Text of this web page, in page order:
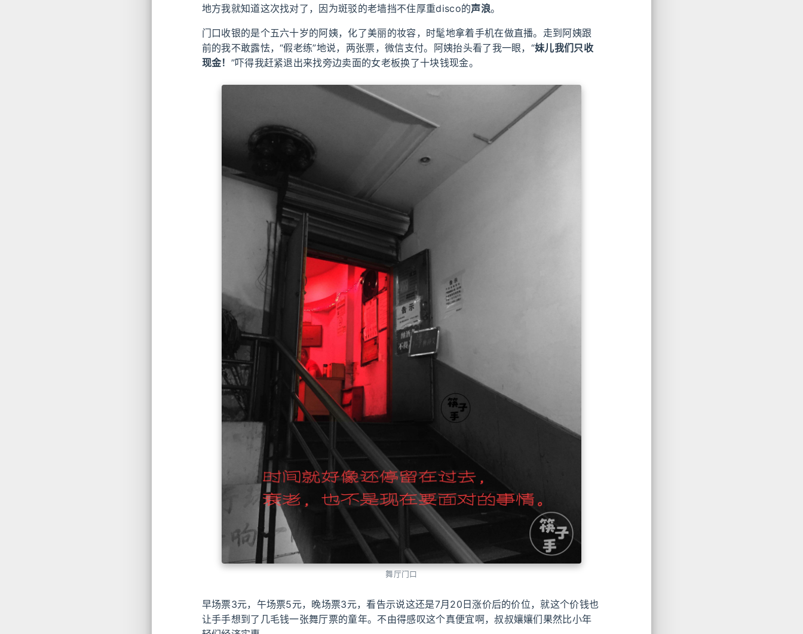
地方我就知道这次找对了，因为斑驳的老墙挡不住厚重disco的声浪。
门口收银的是个五六十岁的阿姨，化了美丽的妆容，时髦地拿着手机在做直播。走到阿姨跟
前的我不敢露怯，“假老练”地说，两张票，微信支付。阿姨抬头看了我一眼，“妹儿我们只收
现金！ ”吓得我赶紧退出来找旁边卖面的女老板换了十块钱现金。
舞厅门口
早场票3元，午场票5元，晚场票3元，看告示说这还是7月20日涨价后的价位，就这个价钱也
让手手想到了几毛钱一张舞厅票的童年。不由得感叹这个真便宜啊，叔叔孃孃们果然比小年